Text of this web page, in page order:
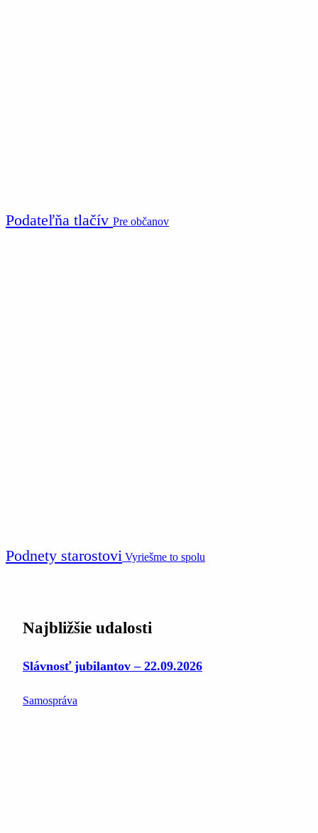
Podateľňa tlačív Pre občanov
Podnety starostovi Vyriešme to spolu
Najbližšie udalosti
Slávnosť jubilantov – 22.09.2026
Samospráva